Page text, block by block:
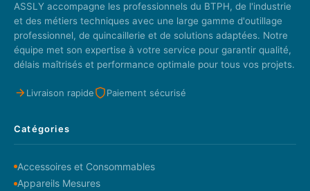
ASSLY accompagne les professionnels du BTPH, de l'industrie
et des métiers techniques avec une large gamme d'outillage
professionnel, de quincaillerie et de solutions adaptées. Notre
équipe met son expertise à votre service pour garantir qualité,
délais maîtrisés et performance optimale pour tous vos projets.
Livraison rapide Paiement sécurisé
Catégories
Accessoires et Consommables
Appareils Mesures